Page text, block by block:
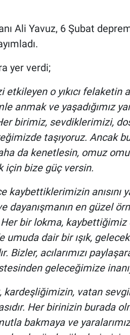
Ali Yavuz, 6 Şubat
yer verdi;
o yıkıcı felaketin
anmak ve yaşadığımız
birimiz, sevdiklerimizi,
taşıyoruz. Ancak
da kenetlesin, omuz
için bize güç versin.
kaybettiklerimizin anısını
dayanışmanın en güzel
bir lokma, kaybettiğimiz
umuda dair bir ışık,
Bizler, acılarımızı
geleceğimize
kardeşliğimizin, vatan
Her birinizin burada
bakmaya ve